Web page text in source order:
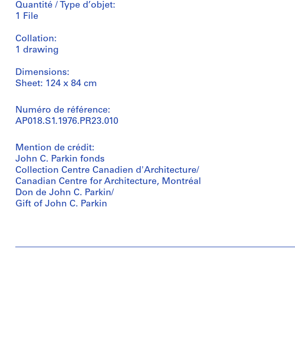
Quantité / Type d’objet:
1 File
Collation:
1 drawing
Dimensions:
Sheet: 124 x 84 cm
Numéro de référence:
AP018.S1.1976.PR23.010
Mention de crédit:
John C. Parkin fonds
Collection Centre Canadien d'Architecture/
Canadian Centre for Architecture, Montréal
Don de John C. Parkin/
Gift of John C. Parkin